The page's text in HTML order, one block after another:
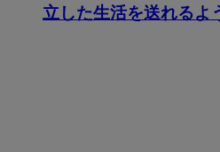
立した生活を送れるよ